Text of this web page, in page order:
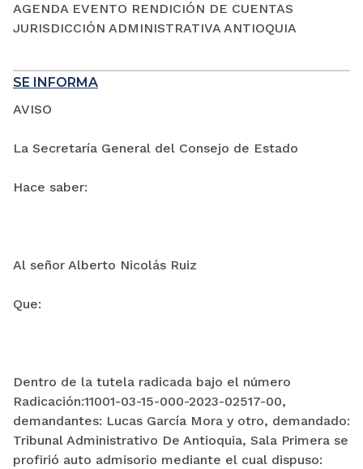
AGENDA EVENTO RENDICIÓN DE CUENTAS
JURISDICCIÓN ADMINISTRATIVA ANTIOQUIA
SE INFORMA
AVISO
La Secretaría General del Consejo de Estado
Hace saber:
Al señor Alberto Nicolás Ruiz
Que:
Dentro de la tutela radicada bajo el número
Radicación:11001-03-15-000-2023-02517-00,
demandantes: Lucas García Mora y otro, demandado:
Tribunal Administrativo De Antioquia, Sala Primera se
profirió auto admisorio mediante el cual dispuso: